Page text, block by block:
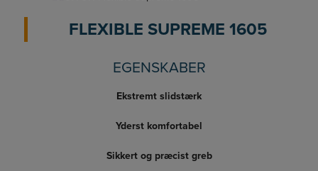
FLEXIBLE SUPREME 1605
EGENSKABER
Ekstremt slidstærk
Yderst komfortabel
Sikkert og præcist greb